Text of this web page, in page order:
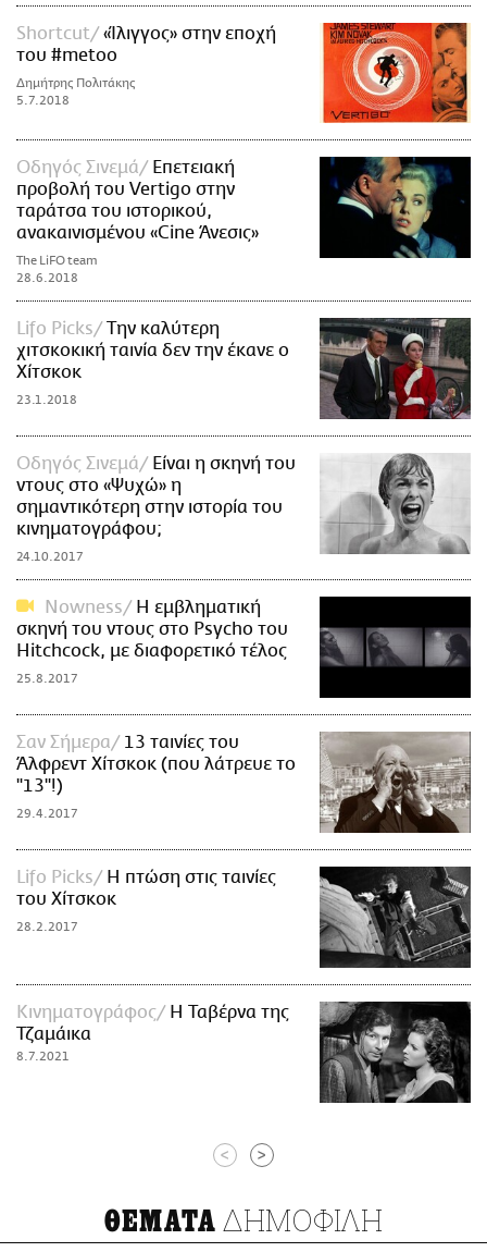
Shortcut
«Ίλιγγος» στην εποχή
του #metoo
Δημήτρης Πολιτάκης
5.7.2018
Οδηγός Σινεμά
Επετειακή
προβολή του Vertigo στην
ταράτσα του ιστορικού,
ανακαινισμένου «Cine Άνεσις»
The LiFO team
28.6.2018
Lifo Picks
Την καλύτερη
χιτσκοκική ταινία δεν την έκανε ο
Χίτσκοκ
23.1.2018
Οδηγός Σινεμά
Είναι η σκηνή του
ντους στο «Ψυχώ» η
σημαντικότερη στην ιστορία του
κινηματογράφου;
24.10.2017
Nowness
Η εμβληματική
σκηνή του ντους στο Psycho του
Hitchcock, με διαφορετικό τέλος
25.8.2017
Σαν Σήμερα
13 ταινίες του
Άλφρεντ Χίτσκοκ (που λάτρευε το
"13"!)
29.4.2017
Lifo Picks
Η πτώση στις ταινίες
του Χίτσκοκ
28.2.2017
Κινηματογράφος Η Ταβέρνα της
Τζαμάικα
8.7.2021
< >
ΘΕΜΑΤΑ ΔΗΜΟΦΙΛΗ